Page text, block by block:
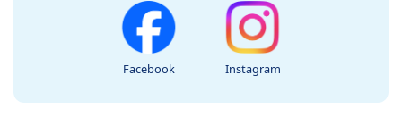
Facebook Instagram